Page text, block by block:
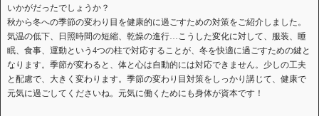
いかがだったでしょうか？
秋から冬への季節の変わり目を健康的に過ごすための対策をご紹介しました。
気温の低下、日照時間の短縮、乾燥の進行…こうした変化に対して、服装、睡
眠、食事、運動という4つの柱で対応することが、冬を快適に過ごすための鍵と
なります。季節が変わると、体と心は自動的には対応できません。少しの工夫
と配慮で、大きく変わります。季節の変わり目対策をしっかり講じて、健康で
元気に過ごしてくださいね。元気に働くためにも身体が資本です！